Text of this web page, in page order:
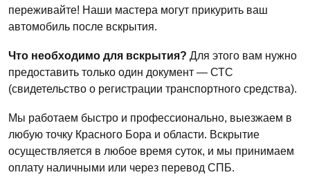
переживайте! Наши мастера могут прикурить ваш
автомобиль после вскрытия.
Что необходимо для вскрытия? Для этого вам нужно
предоставить только один документ — СТС
(свидетельство о регистрации транспортного средства).
Мы работаем быстро и профессионально, выезжаем в
любую точку Красного Бора и области. Вскрытие
осуществляется в любое время суток, и мы принимаем
оплату наличными или через перевод СПБ.